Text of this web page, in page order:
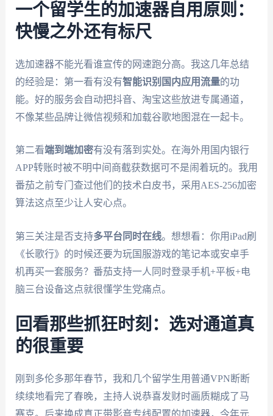
一个留学生的加速器自用原则：
快慢之外还有标尺
选加速器不能光看谁宣传的网速跑分高。我这几年总结
的经验是：第一看有没有智能识别国内应用流量的功
能。好的服务会自动把抖音、淘宝这些放进专属通道，
不像某些品牌让微信视频和加载谷歌地图混在一起卡。
第二看端到端加密有没有落到实处。在海外用国内银行
APP转账时被不明中间商截获数据可不是闹着玩的。我用
番茄之前专门查过他们的技术白皮书，采用AES-256加密
算法这点至少让人安心点。
第三关注是否支持多平台同时在线。想想看：你用iPad刷
《长歌行》的时候还要为玩国服游戏的笔记本或安卓手
机再买一套服务？番茄支持一人同时登录手机+平板+电
脑三台设备这点就很懂学生党痛点。
回看那些抓狂时刻：选对通道真
的很重要
刚到多伦多那年春节，我和几个留学生用普通VPN断断
续续地看完了春晚，主持人说恭喜发财时画质糊成了马
赛克。后来换成真正带影音专线配置的加速器，今年元